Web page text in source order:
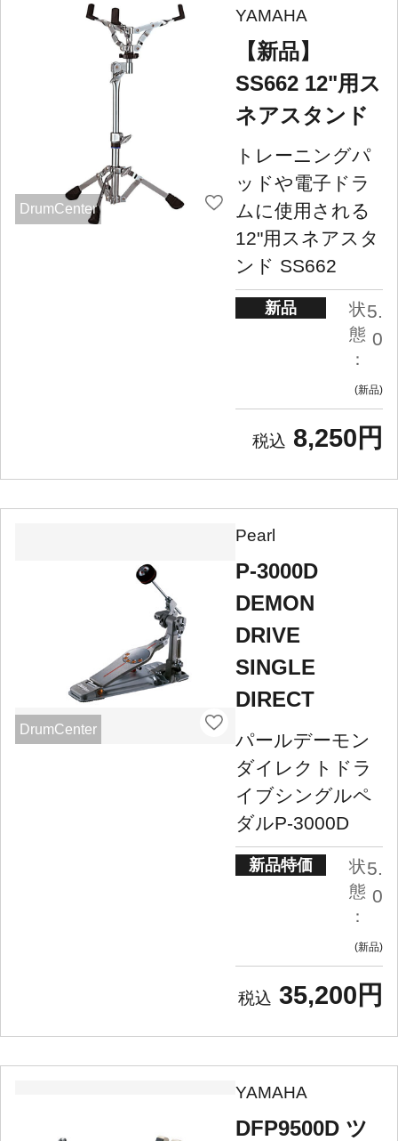
DrumCenter
YAMAHA
【新品】
SS662 12"用ス
ネアスタンド
トレーニングパ
ッドや電子ドラ
ムに使用される
12"用スネアスタ
ンド SS662
新品
状
態
：
5.
0
新品
8,250円
DrumCenter
Pearl
P-3000D
DEMON
DRIVE
SINGLE
DIRECT
パールデーモン
ダイレクトドラ
イブシングルペ
ダルP-3000D
新品特価
状
態
：
5.
0
新品
35,200円
YAMAHA
DFP9500D ツ